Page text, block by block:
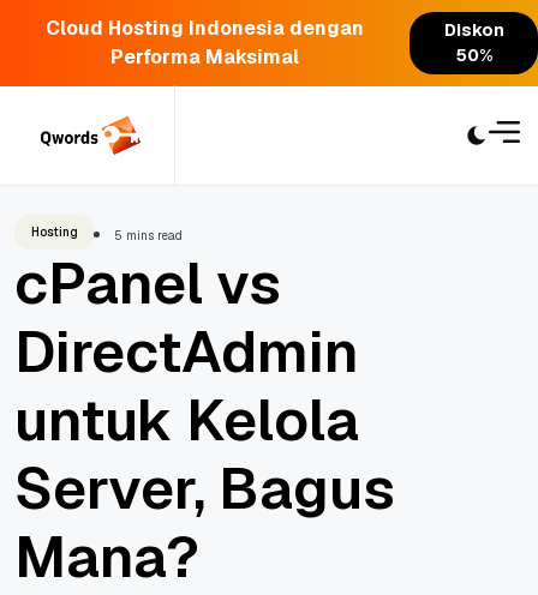
Cloud Hosting Indonesia dengan
Performa Maksimal
Diskon
50%
Hosting 5 mins read
cPanel vs
DirectAdmin
untuk Kelola
Server, Bagus
Mana?